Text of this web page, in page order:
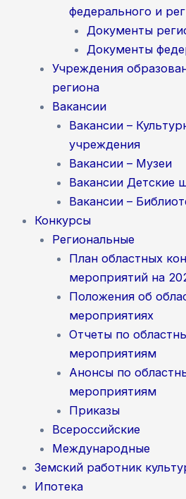
федерального и
Документы
Документы
Учреждения
региона
Вакансии
Вакансии –
учреждения
Вакансии – Музеи
Вакансии Детские
Вакансии –
Конкурсы
Региональные
План областных
мероприятий на
Положения об
мероприятиях
Отчеты по
мероприятиям
Анонсы по
мероприятиям
Приказы
Всероссийские
Международные
Земский работник
Ипотека